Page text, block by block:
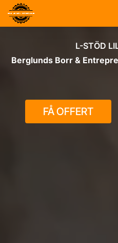
L-STÖD
Berglunds Borr &
FÅ OFFERT